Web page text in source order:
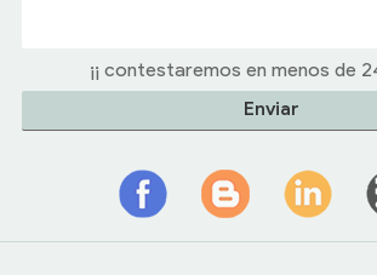
¡¡ contestaremos en menos de